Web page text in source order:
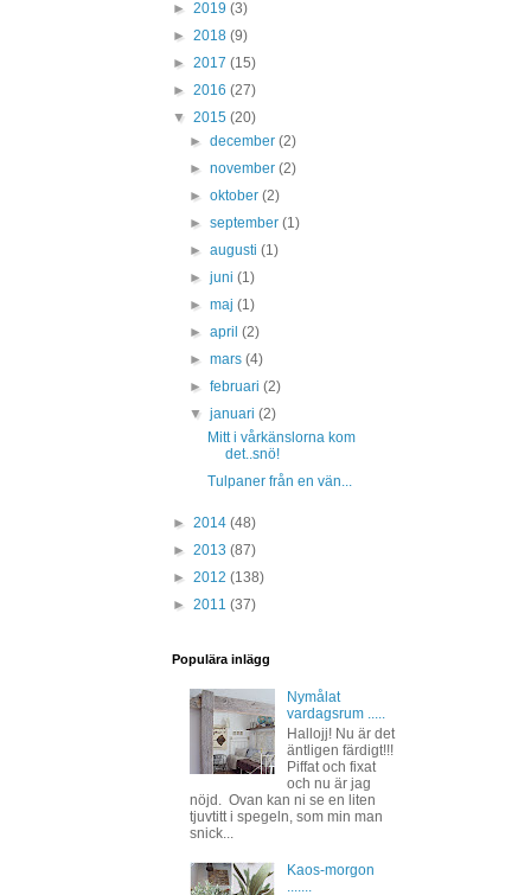
► 2019 (3)
► 2018 (9)
► 2017 (15)
► 2016 (27)
▼ 2015 (20)
►december(2)
►november(2)
►oktober(2)
►september(1)
►augusti(1)
►juni(1)
►maj(1)
►april(2)
►mars(4)
►februari(2)
▼januari(2)
Mitt i vårkänslorna kom
det..snö!
Tulpaner från en vän...
► 2014 (48)
► 2013 (87)
► 2012 (138)
► 2011 (37)
Populära inlägg
Nymålat
vardagsrum .....
Hallojj! Nu är det
äntligen färdigt!!!
Piffat och fixat
och nu är jag
nöjd. Ovan kan ni se en liten
tjuvtitt i spegeln, som min man
snick...
Kaos-morgon